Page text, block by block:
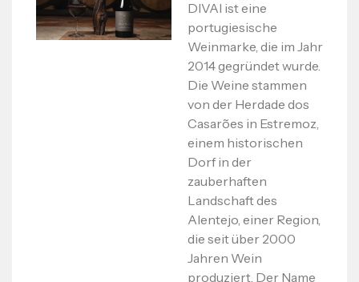
DIVAI ist eine
portugiesische
Weinmarke, die im Jahr
2014 gegründet wurde.
Die Weine stammen
von der Herdade dos
Casarões in Estremoz,
einem historischen
Dorf in der
zauberhaften
Landschaft des
Alentejo, einer Region,
die seit über 2000
Jahren Wein
produziert. Der Name